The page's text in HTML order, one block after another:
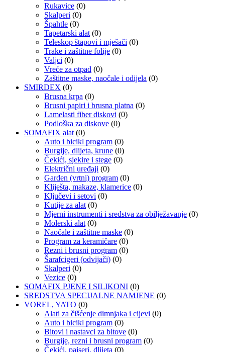
Rukavice (0)
Skalperi (0)
Špahtle (0)
Tapetarski alat (0)
Teleskop štapovi i mješači (0)
Trake i zaštitne folije (0)
Valjci (0)
Vreće za otpad (0)
Zaštitne maske, naočale i odijela (0)
SMIRDEX (0)
Brusna krpa (0)
Brusni papiri i brusna platna (0)
Lamelasti fiber diskovi (0)
Podloška za diskove (0)
SOMAFIX alat (0)
Auto i bicikl program (0)
Burgije, dlijeta, krune (0)
Čekići, sjekire i stege (0)
Električni uređaji (0)
Garden (vrtni) program (0)
Kliješta, makaze, klamerice (0)
Ključevi i setovi (0)
Kutije za alat (0)
Mjerni instrumenti i sredstva za obilježavanje (0)
Molerski alat (0)
Naočale i zaštitne maske (0)
Program za keramičare (0)
Rezni i brusni program (0)
Šarafcigeri (odvijači) (0)
Skalperi (0)
Vezice (0)
SOMAFIX PJENE I SILIKONI (0)
SREDSTVA SPECIJALNE NAMJENE (0)
VOREL, YATO (0)
Alati za čišćenje dimnjaka i cijevi (0)
Auto i bicikl program (0)
Bitovi i nastavci za bitove (0)
Burgije, rezni i brusni program (0)
Čekići, pajseri, dlijeta (0)